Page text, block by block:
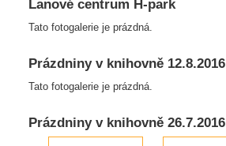
Lanové centrum H-park
Tato fotogalerie je prázdná.
Prázdniny v knihovně 12.8.2016
Tato fotogalerie je prázdná.
Prázdniny v knihovně 26.7.2016